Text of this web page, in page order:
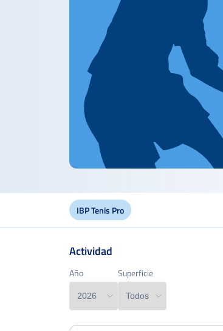
IBP Tenis Pro
Edad
Año Superficie
Actividad
Año Superficie